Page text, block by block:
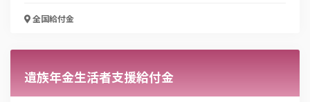
全国給付金
遺族年金生活者支援給付金